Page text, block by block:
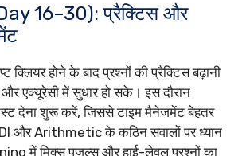
16–30): प्रैक्टिस और
क्लियर होने के बाद प्रश्नों की प्रैक्टिस बढ़ानी
और एक्यूरेसी में सुधार हो सके। इस दौरान
देना शुरू करें, जिससे टाइम मैनेजमेंट बेहतर
और Arithmetic के कठिन सवालों पर ध्यान
में मिक्स पजल्स और हाई-लेवल प्रश्नों का